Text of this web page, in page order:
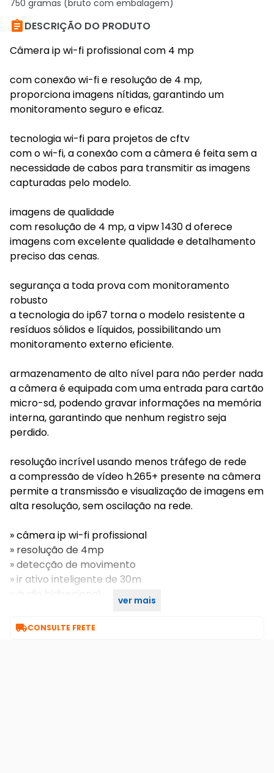
750 gramas (bruto com embalagem)
DESCRIÇÃO DO PRODUTO
Câmera ip wi-fi profissional com 4 mp
com conexão wi-fi e resolução de 4 mp,
proporciona imagens nítidas, garantindo um
monitoramento seguro e eficaz.
tecnologia wi-fi para projetos de cftv
com o wi-fi, a conexão com a câmera é feita sem a
necessidade de cabos para transmitir as imagens
capturadas pelo modelo.
imagens de qualidade
com resolução de 4 mp, a vipw 1430 d oferece
imagens com excelente qualidade e detalhamento
preciso das cenas.
segurança a toda prova com monitoramento
robusto
a tecnologia do ip67 torna o modelo resistente a
resíduos sólidos e líquidos, possibilitando um
monitoramento externo eficiente.
armazenamento de alto nível para não perder nada
a câmera é equipada com uma entrada para cartão
micro-sd, podendo gravar informações na memória
interna, garantindo que nenhum registro seja
perdido.
resolução incrível usando menos tráfego de rede
a compressão de vídeo h.265+ presente na câmera
permite a transmissão e visualização de imagens em
alta resolução, sem oscilação na rede.
» câmera ip wi-fi profissional
» resolução de 4mp
» detecção de movimento
» ir ativo inteligente de 30m
» áudio bidirecional
ver mais
CONSULTE FRETE